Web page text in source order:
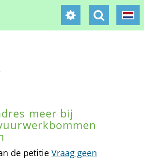
meer bij
de petitie Vraag geen